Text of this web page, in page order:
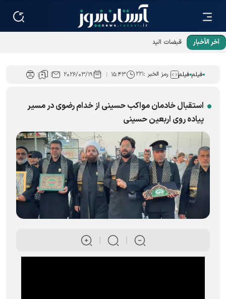
آخر الأخبار قبضات الید المحکمة وشهداء میناب
فیلم فیلم رمز الخبر :۲۲۱ ۱۵:۴۳ ۲۰۲۶/۰۳/۱۹
استقبال خادمان مواکب حسینی از خدام رضوی در مسیر
پیاده روی اربعین حسینی